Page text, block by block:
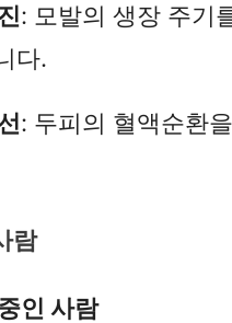
: 모발의 생장 주기
다.
: 두피의 혈액순환
람
인 사람